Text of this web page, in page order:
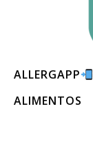
ALLERGAPP
ALIMENTOS